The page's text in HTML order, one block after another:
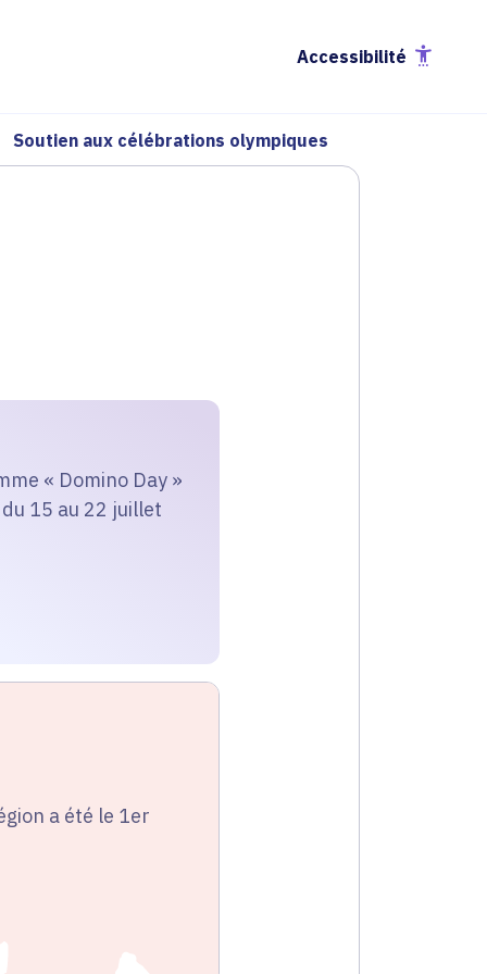
Accessibilité
Soutien aux célébrations olympiques
« Domino Day »
15 au 22 juillet
a été le 1er